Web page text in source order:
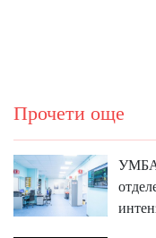
Прочети още